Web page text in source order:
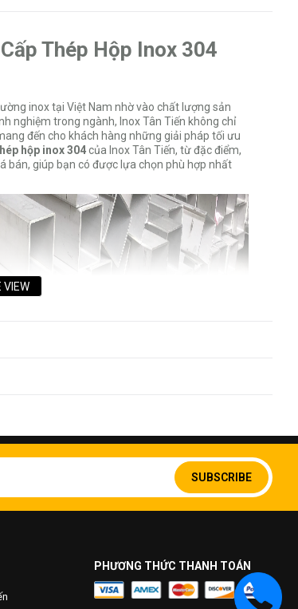
Thép Hộp Inox 304
inox tại Việt Nam nhờ vào chất lượng sản
nghiệm trong ngành, Inox Tân Tiến không chỉ
đến cho khách hàng những giải pháp tối ưu
hộp inox 304của Inox Tân Tiến, từ đặc điểm,
bán, giúp bạn có được lựa chọn phù hợp nhất
VIEW
SUBSCRIBE
PHƯƠNG THỨC THANH TOÁN